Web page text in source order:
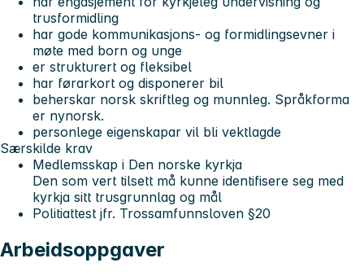
trusformidling
har gode kommunikasjons- og formidlingsevner i
møte med born og unge
er strukturert og fleksibel
har førarkort og disponerer bil
beherskar norsk skriftleg og munnleg. Språkforma
er nynorsk.
personlege eigenskapar vil bli vektlagde
Særskilde krav
Medlemsskap i Den norske kyrkja
Den som vert tilsett må kunne identifisere seg med
kyrkja sitt trusgrunnlag og mål
Politiattest jfr. Trossamfunnsloven §20
Arbeidsoppgaver